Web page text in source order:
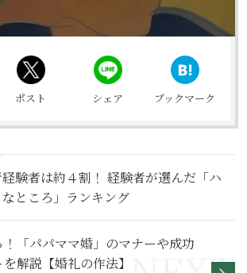
ポスト シェア ブックマーク
験者は約４割！ 経験者が選んだ「ハ
ところ」ランキング
「パパママ婚」のマナーや成功
解説【婚礼の作法】